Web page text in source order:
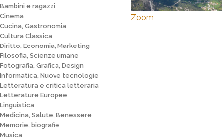
Bambini e ragazzi
Cinema
Cucina, Gastronomia
Cultura Classica
Diritto, Economia, Marketing
Filosofia, Scienze umane
Fotografia, Grafica, Design
Informatica, Nuove tecnologie
Letteratura e critica letteraria
Letterature Europee
Linguistica
Medicina, Salute, Benessere
Memorie, biografie
Musica
Zoom